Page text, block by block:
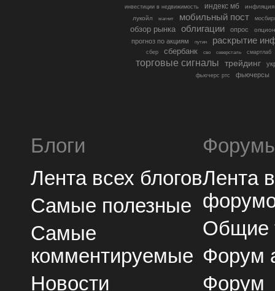
инвестиции в недвижимость индекс мб
инфляция
лукойл
магнит мобильный пост
обзор рынка облигации опрос
прогноз по акциям путин раскрытие
сбер сбербанк сво северсталь смартлаб
торговые сигналы трейдинг
фьючерс ртс фьючерсы
Блоги
Лента всех блогов
Самые полезные
Самые
комментируемые
Новости
Лента
Общие
Форум
Форум